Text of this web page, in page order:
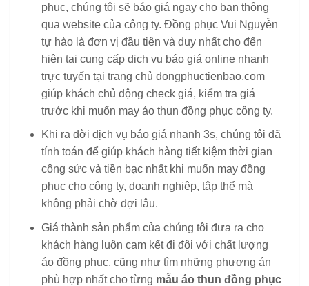
phục, chúng tôi sẽ báo giá ngay cho bạn thông
qua website của công ty. Đồng phục Vui Nguyễn
tự hào là đơn vị đầu tiên và duy nhất cho đến
hiện tại cung cấp dịch vụ báo giá online nhanh
trực tuyến tại trang chủ dongphuctienbao.com
giúp khách chủ động check giá, kiểm tra giá
trước khi muốn may áo thun đồng phục công ty.
Khi ra đời dịch vụ báo giá nhanh 3s, chúng tôi đã
tính toán để giúp khách hàng tiết kiệm thời gian
công sức và tiền bạc nhất khi muốn may đồng
phục cho công ty, doanh nghiệp, tập thể mà
không phải chờ đợi lâu.
Giá thành sản phẩm của chúng tôi đưa ra cho
khách hàng luôn cam kết đi đôi với chất lượng
áo đồng phục, cũng như tìm những phương án
phù hợp nhất cho từng mẫu áo thun đồng phục